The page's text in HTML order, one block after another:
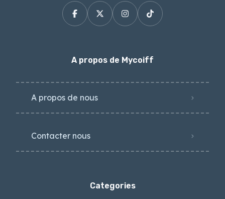
A propos de Mycoiff
A propos de nous
Contacter nous
Categories